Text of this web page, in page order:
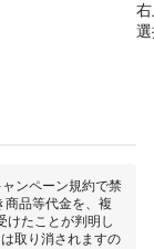
ンペーン規約で禁
商品等代金を、複
けたことが判明し
取り消されますの